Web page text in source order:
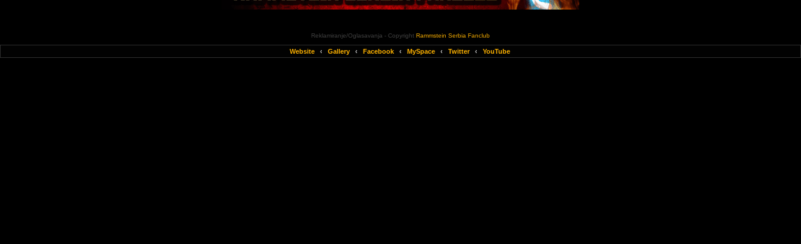
Reklamiranje/Oglasavanja - Copyright Rammstein Serbia Fanclub
Website ‹ Gallery ‹ Facebook ‹ MySpace ‹ Twitter ‹ YouTube